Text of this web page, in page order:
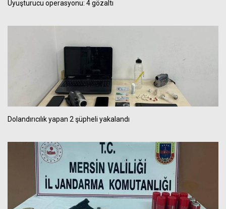
Uyuşturucu operasyonu: 4 gözaltı
Dolandırıcılık yapan 2 şüpheli yakalandı